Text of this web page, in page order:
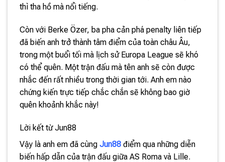
thì tha hồ mà nổi tiếng.
Còn với Berke Özer, ba pha cản phá penalty liên tiếp
đã biến anh trở thành tâm điểm của toàn châu Âu,
trong một buổi tối mà lịch sử Europa League sẽ khó
có thể quên. Một trận đấu mà tên anh sẽ còn được
nhắc đến rất nhiều trong thời gian tới. Anh em nào
chứng kiến trực tiếp chắc chắn sẽ không bao giờ
quên khoảnh khắc này!
Lời kết từ Jun88
Vậy là anh em đã cùng Jun88 điểm qua những diễn
biến hấp dẫn của trận đấu giữa AS Roma và Lille.